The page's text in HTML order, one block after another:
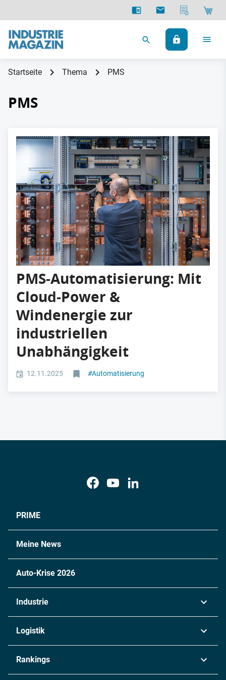
Startseite Thema PMS
PMS
PMS‑Automatisierung: Mit
Cloud‑Power &
Windenergie zur
industriellen
Unabhängigkeit
12.11.2025 #Automatisierung
PRIME
Meine News
Auto-Krise 2026
Industrie
Chemie
Logistik
Rankings